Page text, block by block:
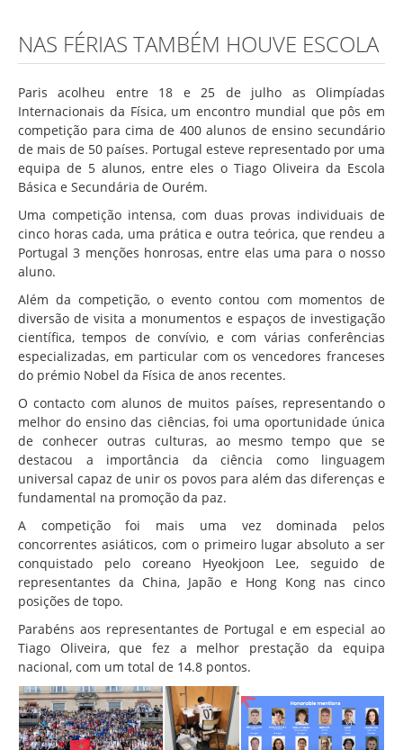
Atividades do 1º Ciclo
Clubes & Projetos
Exames
Associação de Estudantes
Erasmus+
Calendário Escolar
Manuais Escolares
Horários
Secretarias
Bibliotecas
Reprografias/Papelarias
Bufetes/Bares
Refeitórios
SPO
Contactos
NAS FÉRIAS TAMBÉM HOUVE ESCOLA
Paris acolheu entre 18 e 25 de julho as Olimpíadas
Internacionais da Física, um encontro mundial que pôs em
competição para cima de 400 alunos de ensino secundário
de mais de 50 países. Portugal esteve representado por uma
equipa de 5 alunos, entre eles o Tiago Oliveira da Escola
Básica e Secundária de Ourém.
Uma competição intensa, com duas provas individuais de
cinco horas cada, uma prática e outra teórica, que rendeu a
Portugal 3 menções honrosas, entre elas uma para o nosso
aluno.
Além da competição, o evento contou com momentos de
diversão de visita a monumentos e espaços de investigação
científica, tempos de convívio, e com várias conferências
especializadas, em particular com os vencedores franceses
do prémio Nobel da Física de anos recentes.
O contacto com alunos de muitos países, representando o
melhor do ensino das ciências, foi uma oportunidade única
de conhecer outras culturas, ao mesmo tempo que se
destacou a importância da ciência como linguagem
universal capaz de unir os povos para além das diferenças e
fundamental na promoção da paz.
A competição foi mais uma vez dominada pelos
concorrentes asiáticos, com o primeiro lugar absoluto a ser
conquistado pelo coreano Hyeokjoon Lee, seguido de
representantes da China, Japão e Hong Kong nas cinco
posições de topo.
Parabéns aos representantes de Portugal e em especial ao
Tiago Oliveira, que fez a melhor prestação da equipa
nacional, com um total de 14.8 pontos.